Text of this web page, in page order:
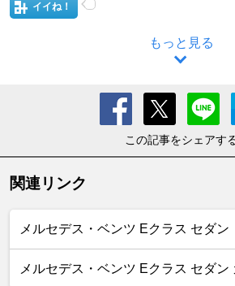
イイね！
もっと見る
この記事をシェアす
関連リンク
メルセデス・ベンツ Eクラス セダン
メルセデス・ベンツ Eクラス セダン